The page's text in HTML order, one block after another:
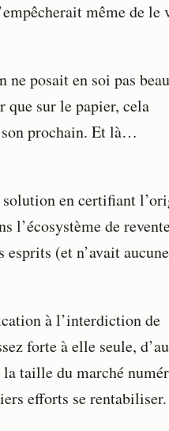
même de le
ne posait en soi pas
que sur le papier, cela
son prochain. Et là…
en certifiant
l’écosystème de
esprits (et n’avait aucune
à l’interdiction de
forte à elle seule,
la taille du marché
efforts se rentabiliser.